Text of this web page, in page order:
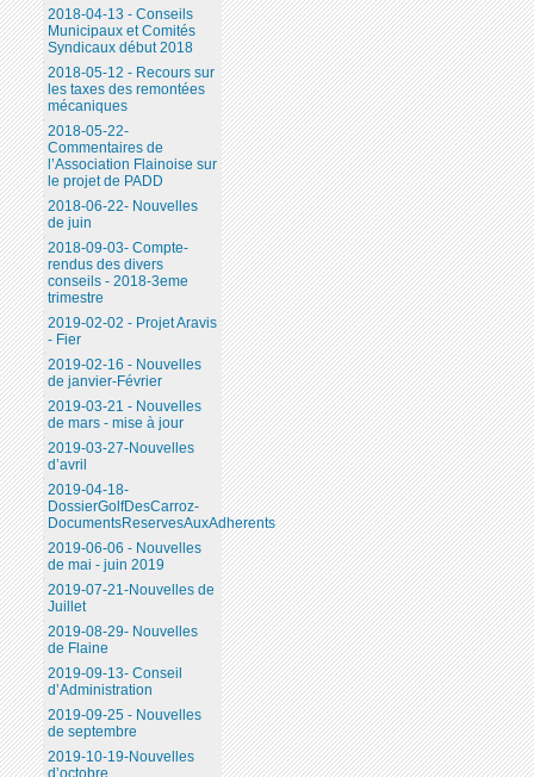
2018-04-13 - Conseils
Municipaux et Comités
Syndicaux début 2018
2018-05-12 - Recours sur
les taxes des remontées
mécaniques
2018-05-22-
Commentaires de
l’Association Flainoise sur
le projet de PADD
2018-06-22- Nouvelles
de juin
2018-09-03- Compte-
rendus des divers
conseils - 2018-3eme
trimestre
2019-02-02 - Projet Aravis
- Fier
2019-02-16 - Nouvelles
de janvier-Février
2019-03-21 - Nouvelles
de mars - mise à jour
2019-03-27-Nouvelles
d’avril
2019-04-18-
DossierGolfDesCarroz-
DocumentsReservesAuxAdherents
2019-06-06 - Nouvelles
de mai - juin 2019
2019-07-21-Nouvelles de
Juillet
2019-08-29- Nouvelles
de Flaine
2019-09-13- Conseil
d’Administration
2019-09-25 - Nouvelles
de septembre
2019-10-19-Nouvelles